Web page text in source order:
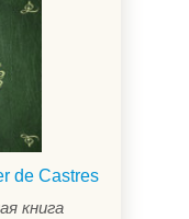
de Castres
книга